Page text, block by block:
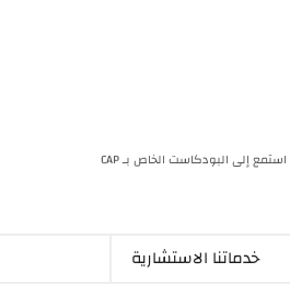
استمع إلى البودكاست الخاص بـ CAP
خدماتنا الاستشارية